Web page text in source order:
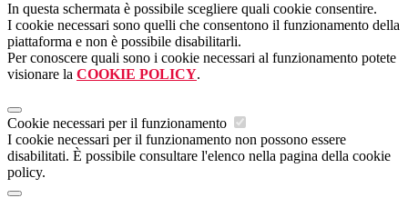
In questa schermata è possibile scegliere quali cookie consentire.
I cookie necessari sono quelli che consentono il funzionamento della
piattaforma e non è possibile disabilitarli.
Per conoscere quali sono i cookie necessari al funzionamento potete
visionare la COOKIE POLICY.
Cookie necessari per il funzionamento
I cookie necessari per il funzionamento non possono essere
disabilitati. È possibile consultare l'elenco nella pagina della cookie
policy.